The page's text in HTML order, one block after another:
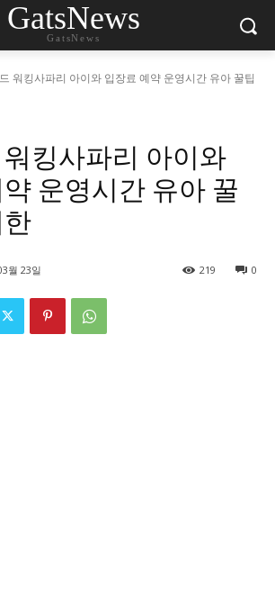
GatsNews
GatsNews
워킹사파리 아이와 입장료 예약 운영시간 유아 꿀팁
킹사파리 아이와
운영시간 유아 꿀
월 23일 0
219